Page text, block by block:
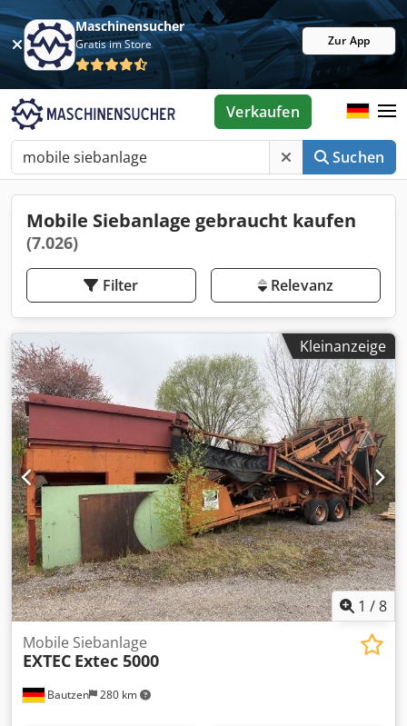
Maschinensucher
Gratis im Store Zur App
Suchen
Verkaufen
Mobile Siebanlage gebraucht kaufen
(7.026)
Filter Relevanz
Kleinanzeige
1 /8
Bautzen 280 km
Mobile Siebanlage
EXTEC Extec 5000